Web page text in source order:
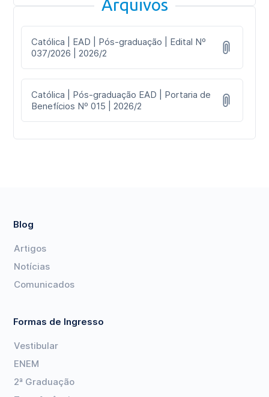
Arquivos
Católica | EAD | Pós-graduação | Edital Nº
037/2026 | 2026/2
Católica | Pós-graduação EAD | Portaria de
Benefícios Nº 015 | 2026/2
Blog
Artigos
Notícias
Comunicados
Formas de Ingresso
Vestibular
ENEM
2ª Graduação